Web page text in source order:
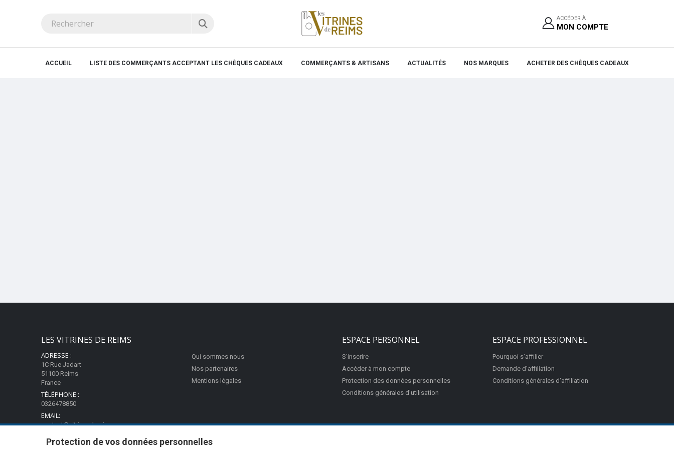
ACCÉDER À
MON COMPTE
ACCUEIL LISTE DES COMMERÇANTS ACCEPTANT LES CHÈQUES CADEAUX COMMERÇANTS & ARTISANS ACTUALITÉS NOS MARQUES ACHETER DES CHÈQUES CADEAUX
Protection de vos données personnelles
LES VITRINES DE REIMS
ADRESSE :
1C Rue Jadart
51100 Reims
France
TÉLÉPHONE :
0326478850
EMAIL:
contact@vitrinesdereims.com
Qui sommes nous
Nos partenaires
Mentions légales
ESPACE PERSONNEL
S'inscrire
Accéder à mon compte
Protection des données personnelles
Conditions générales d'utilisation
ESPACE PROFESSIONNEL
Pourquoi s'affilier
Demande d'affiliation
Conditions générales d'affiliation